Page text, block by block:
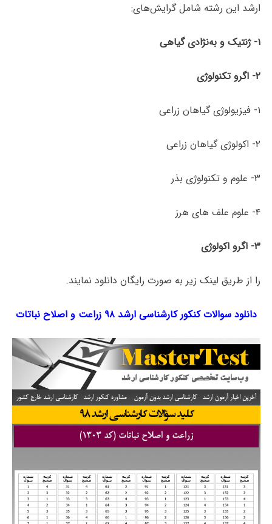
ارشد این رشته شامل گرایش‌های:
۱- ژنتیک و به‌نژادی گیاهی
۲- اگرو تکنولوژی
۱- فیزیولوژی گیاهان زراعی
۲- اکولوژی گیاهان زراعی
۳- علوم و تکنولوژی بذر
۴- علوم علف های هرز
۳- اگرو اکولوژی
را از طریق لینک‌ زیر به صورت رایگان دانلود نمایند.
دانلود سوالات کنکور کارشناسی ارشد ۹۸ زراعت و اصلاح نباتات